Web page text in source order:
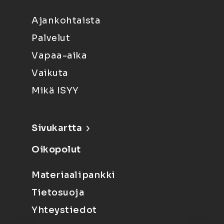
Ajankohtaista
Palvelut
Vapaa-aika
Vaikuta
Mikä ISYY
Sivukartta
Oikopolut
Materiaalipankki
Tietosuoja
Yhteystiedot